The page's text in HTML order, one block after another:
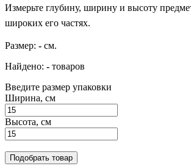
Измерьте глубину, ширину и высоту
широких его частях.
Размер: - см.
Найдено: - товаров
Введите размер упаковки
Ширина, см
Высота, см
Подобрать товар